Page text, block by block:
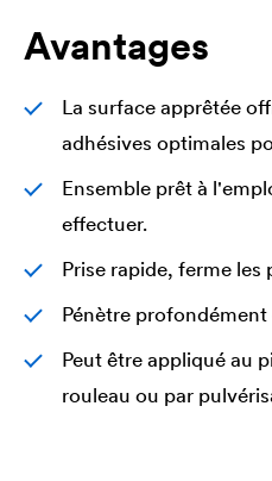
Avantages
La surface apprêtée
adhésives optimales
Ensemble prêt à
effectuer.
Prise rapide, ferme les
Pénètre profondément
Peut être appliqué au
rouleau ou par